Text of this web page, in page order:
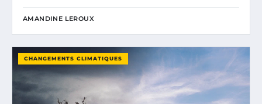
AMANDINE LEROUX
CHANGEMENTS CLIMATIQUES